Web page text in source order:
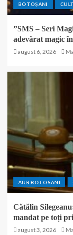
BOTOȘANI
”SMS – Seri
adevărat magic
august 6, 2026
AUR BOTOSANI
Cătălin
mandat pe toți
august 3, 2026